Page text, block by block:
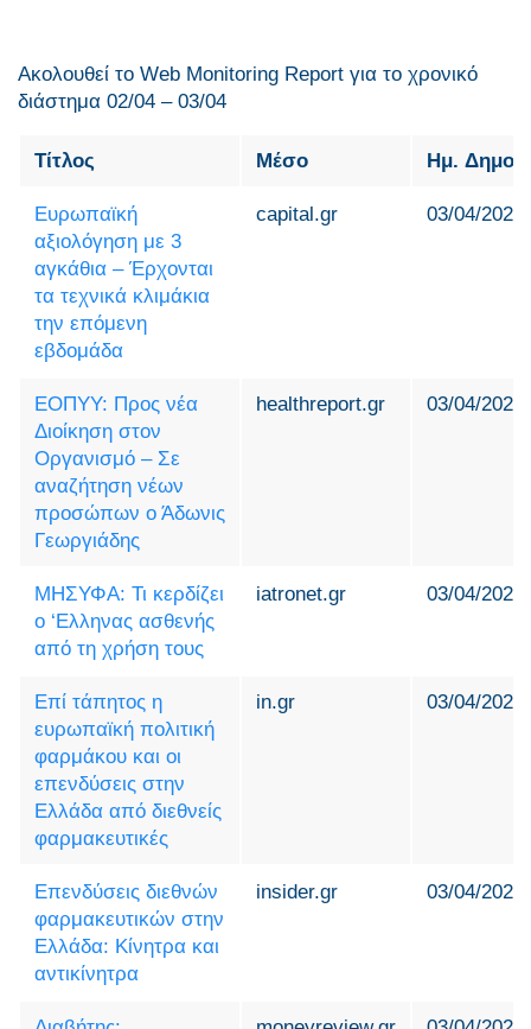
Ακολουθεί το Web Monitoring Report για τo χρονικό
διάστημα 02/04 – 03/04
Τίτλος Μέσο Ημ.
Eυρωπαϊκή
αξιολόγηση με 3
αγκάθια – Έρχονται
τα τεχνικά κλιμάκια
την επόμενη
εβδομάδα
capital.gr 03/04/2024
ΕΟΠΥΥ: Προς νέα
Διοίκηση στον
Οργανισμό – Σε
αναζήτηση νέων
προσώπων ο Άδωνις
Γεωργιάδης
healthreport.gr 03/04/2024
ΜΗΣΥΦΑ: Τι κερδίζει
ο ‘Ελληνας ασθενής
από τη χρήση τους
iatronet.gr 03/04/2024
Επί τάπητος η
ευρωπαϊκή πολιτική
φαρμάκου και οι
επενδύσεις στην
Ελλάδα από διεθνείς
φαρμακευτικές
in.gr 03/04/2024
Επενδύσεις διεθνών
φαρμακευτικών στην
Ελλάδα: Κίνητρα και
αντικίνητρα
insider.gr 03/04/2024